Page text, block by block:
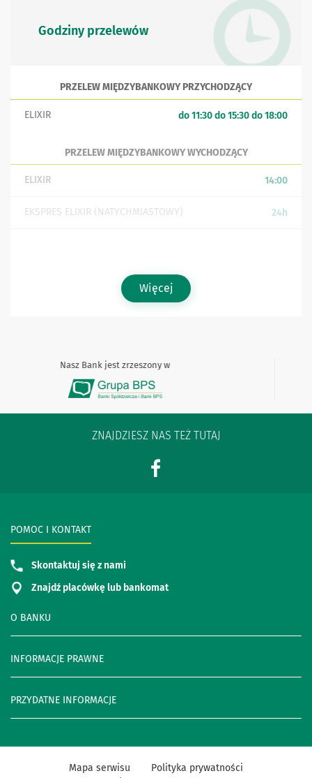
Godziny przelewów
PRZELEW MIĘDZYBANKOWY PRZYCHODZĄCY
ELIXIR do 11:30 do 15:30 do 18:00
PRZELEW MIĘDZYBANKOWY WYCHODZĄCY
ELIXIR 14:00
EKSPRES ELIXIR (NATYCHMIASTOWY) 24h
Więcej
Nasz Bank jest zrzeszony w
ZNAJDZIESZ NAS TEŻ TUTAJ
O BANKU
INFORMACJE PRAWNE
PRZYDATNE INFORMACJE
POMOC I KONTAKT
Skontaktuj się z nami
Znajdź placówkę lub bankomat
Mapa serwisu
Polityka prywatności